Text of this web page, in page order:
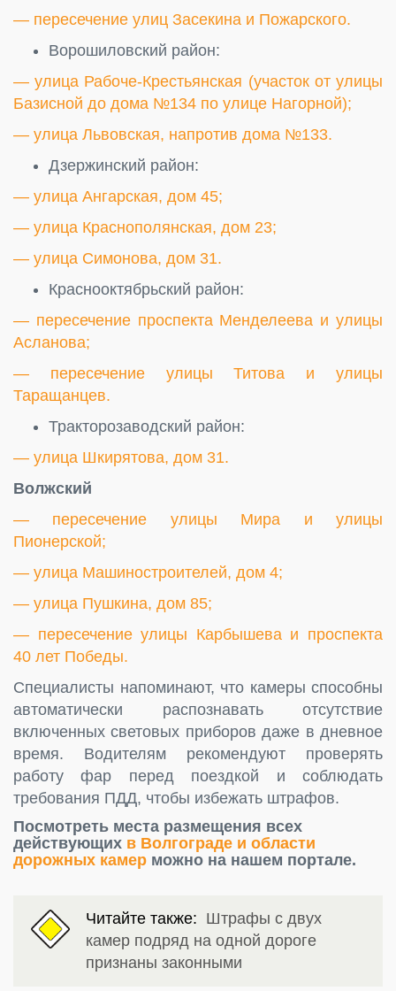
— пересечение улиц Засекина и Пожарского.
Ворошиловский район:
— улица Рабоче-Крестьянская (участок от улицы
Базисной до дома №134 по улице Нагорной);
— улица Львовская, напротив дома №133.
Дзержинский район:
— улица Ангарская, дом 45;
— улица Краснополянская, дом 23;
— улица Симонова, дом 31.
Краснооктябрьский район:
— пересечение проспекта Менделеева и улицы
Асланова;
— пересечение улицы Титова и улицы
Таращанцев.
Тракторозаводский район:
— улица Шкирятова, дом 31.
Волжский
— пересечение улицы Мира и улицы
Пионерской;
— улица Машиностроителей, дом 4;
— улица Пушкина, дом 85;
— пересечение улицы Карбышева и проспекта
40 лет Победы.
Специалисты напоминают, что камеры способны
автоматически распознавать отсутствие
включенных световых приборов даже в дневное
время. Водителям рекомендуют проверять
работу фар перед поездкой и соблюдать
требования ПДД, чтобы избежать штрафов.
Посмотреть места размещения всех
действующих в Волгограде и области
дорожных камер можно на нашем портале.
Читайте также: Штрафы с двух
камер подряд на одной дороге
признаны законными